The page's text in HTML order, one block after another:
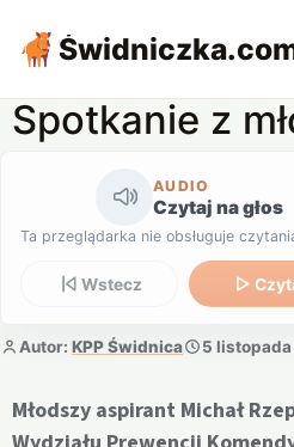
Świdniczka
Spotkanie z
AUDIO
Czytaj na głos
Ta przeglądarka nie obsługuje
Wstecz
Autor: KPP Świdnica 5 listopada
Młodszy aspirant Michał